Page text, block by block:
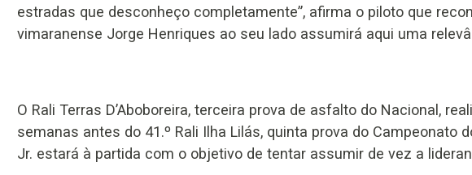
estradas que desconheço completamente”, afirma o piloto que
vimaranense Jorge Henriques ao seu lado assumirá aqui uma
O Rali Terras D’Aboboreira, terceira prova de asfalto do Nacional,
semanas antes do 41.º Rali Ilha Lilás, quinta prova do Campeonato
Jr. estará à partida com o objetivo de tentar assumir de vez a